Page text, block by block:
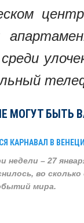
МОГУТ БЫТЬ
КАРНАВАЛ В
недели – 27
во
мира.